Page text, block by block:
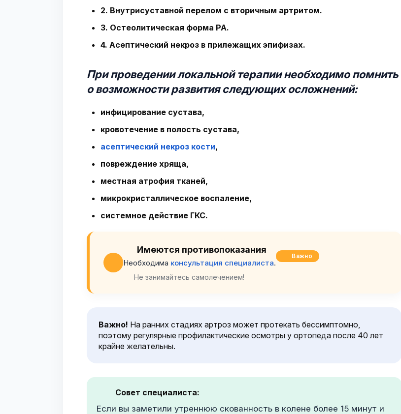
2. Внутрисуставной перелом с вторичным артритом.
3. Остеолитическая форма РА.
4. Асептический некроз в прилежащих эпифизах.
При проведении локальной терапии необходимо помнить
о возможности развития следующих осложнений:
инфицирование сустава,
кровотечение в полость сустава,
асептический некроз кости,
повреждение хряща,
местная атрофия тканей,
микрокристаллическое воспаление,
системное действие ГКС.
Имеются противопоказания
Необходима консультация специалиста.
Важно
Не занимайтесь самолечением!
Важно! На ранних стадиях артроз может протекать бессимптомно,
поэтому регулярные профилактические осмотры у ортопеда после 40 лет
крайне желательны.
Совет специалиста:
Если вы заметили утреннюю скованность в колене более 15 минут и